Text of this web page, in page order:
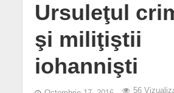
Ursuleţul
şi miliţiştii
iohannişti
56